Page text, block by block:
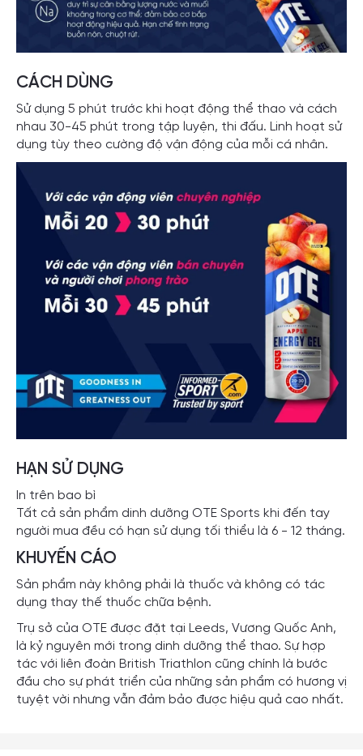
CÁCH DÙNG
Sử dụng 5 phút trước khi hoạt động thể thao và cách
nhau 30-45 phút trong tập luyện, thi đấu. Linh hoạt sử
dụng tùy theo cường độ vận động của mỗi cá nhân.
HẠN SỬ DỤNG
In trên bao bì
Tất cả sản phẩm dinh dưỡng OTE Sports khi đến tay
người mua đều có hạn sử dụng tối thiểu là 6 - 12 tháng.
KHUYẾN CÁO
Sản phẩm này không phải là thuốc và không có tác
dụng thay thế thuốc chữa bệnh.
Trụ sở của OTE được đặt tại Leeds, Vương Quốc Anh,
là kỷ nguyên mới trong dinh dưỡng thể thao. Sự hợp
tác với liên đoàn British Triathlon cũng chính là bước
đầu cho sự phát triển của những sản phẩm có hương vị
tuyệt vời nhưng vẫn đảm bảo được hiệu quả cao nhất.